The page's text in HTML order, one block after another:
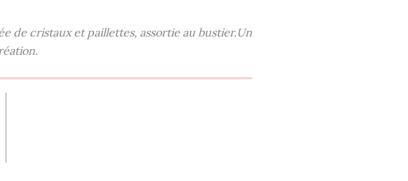
de cristaux et paillettes, assortie au bustier.Un